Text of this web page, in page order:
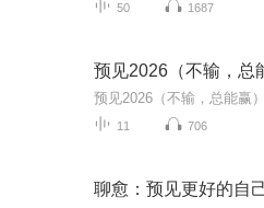
50 1687
预见2026（不输，总
预见2026（不输，总能赢
11 706
聊愈：预见更好的自